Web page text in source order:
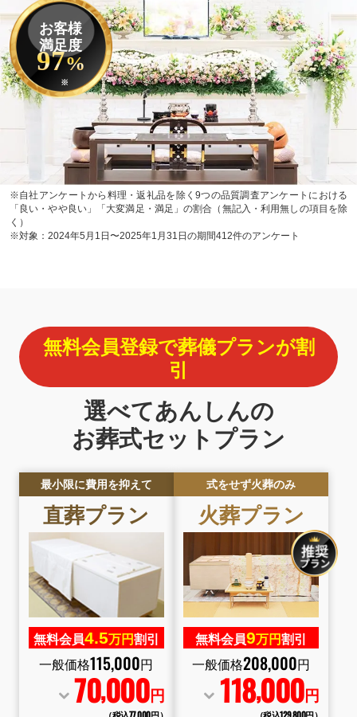
お客様
満足度
97%
※
※自社アンケートから料理・返礼品を除く9つの品質調査アンケートにおける
「良い・やや良い」「大変満足・満足」の割合（無記入・利用無しの項目を除
く）
※対象：2024年5月1日〜2025年1月31日の期間412件のアンケート
無料会員登録で葬儀プランが割
引
選べてあんしんの
お葬式セットプラン
最小限に費用を抑えて
直葬プラン
無料会員4.5万円割引
一般価格115,000円
70,000円
（税込77,000円）
式をせず火葬のみ
火葬プラン
無料会員9万円割引
一般価格208,000円
118,000円
（税込129,800円）